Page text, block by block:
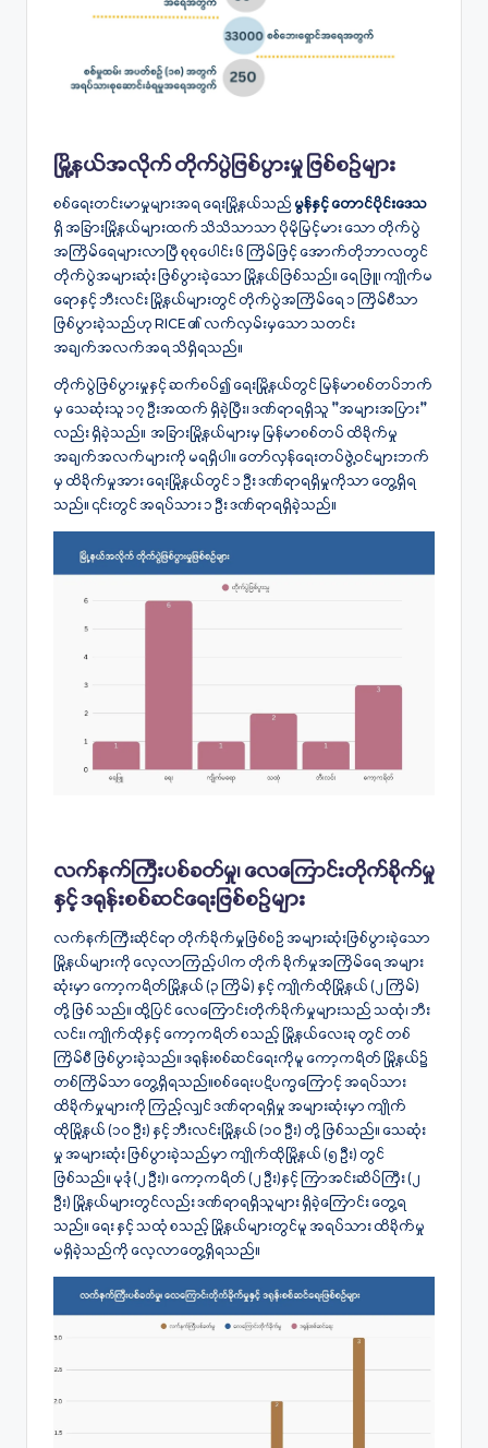
မြို့နယ်အလိုက် တိုက်ပွဲဖြစ်ပွားမှု ဖြစ်စဥ်များ
စစ်ရေးတင်းမာမှုများအရ ရေးမြို့နယ်သည် မွန်နှင့် တောင်ပိုင်းဒေသ
ရှိ အခြားမြို့နယ်များထက် သိသိသာသာ ပိုမိုမြင့်မား သော တိုက်ပွဲ
အကြိမ်ရေများလာပြီ စုစုပေါင်း ၆ ကြိမ်ဖြင့် အောက်တိုဘာလတွင်
တိုက်ပွဲအများဆုံး ဖြစ်ပွားခဲ့သော မြို့နယ်ဖြစ်သည်။ ရေဖြူ၊ ကျိုက်မ
ရောနှင့် ဘီးလင်း မြို့နယ်များတွင် တိုက်ပွဲအကြိမ်ရေ ၁ ကြိမ်စီသာ
ဖြစ်ပွားခဲ့သည်ဟု RICE ၏ လက်လှမ်းမှသော သတင်း
အချက်အလက်အရ သိရှိရသည်။
တိုက်ပွဲဖြစ်ပွားမှုနှင့် ဆက်စပ်၍ ရေးမြို့နယ်တွင် မြန်မာစစ်တပ်ဘက်
မှ သေဆုံးသူ ၁၇ ဦးအထက် ရှိခဲ့ပြီး၊ ဒဏ်ရာရရှိသူ “အများအပြား”
လည်း ရှိခဲ့သည်။ အခြားမြို့နယ်များမှ မြန်မာစစ်တပ် ထိခိုက်မှု
အချက်အလက်များကို မရရှိပါ။ တော်လှန်ရေးတပ်ဖွဲ့ဝင်များဘက်
မှ ထိခိုက်မှုအား ရေးမြို့နယ်တွင် ၁ ဦး ဒဏ်ရာရရှိမှုကိုသာ တွေ့ရှိရ
သည်။ ၎င်းတွင် အရပ်သား ၁ ဦး ဒဏ်ရာရရှိခဲ့သည်။
လက်နက်ကြီးပစ်ခတ်မှု၊ လေကြောင်းတိုက်ခိုက်မှု
နှင့် ဒရုန်းစစ်ဆင်ရေးဖြစ်စဥ်များ
လက်နက်ကြီးဆိုင်ရာ တိုက်ခိုက်မှုဖြစ်စဉ် အများဆုံးဖြစ်ပွားခဲ့သော
မြို့နယ်များကို လေ့လာကြည့်ပါက တိုက် ခိုက်မှုအကြိမ်ရေ အများ
ဆုံးမှာ ကော့ကရိတ်မြို့နယ် (၃ ကြိမ်) နှင့် ကျိုက်ထိုမြို့နယ် (၂ ကြိမ်)
တို့ ဖြစ် သည်။ ထို့ပြင် လေကြောင်းတိုက်ခိုက်မှုများသည် သထုံ၊ ဘီး
လင်း၊ ကျိုက်ထိုနှင့် ကော့ကရိတ် စသည့် မြို့နယ်လေးခု တွင် တစ်
ကြိမ်စီ ဖြစ်ပွားခဲ့သည်။ ဒရုန်းစစ်ဆင်ရေးကိုမူ ကော့ကရိတ် မြို့နယ်၌
တစ်ကြိမ်သာ တွေ့ရှိရသည်။စစ်ရေးပဋိပက္ခကြောင့် အရပ်သား
ထိခိုက်မှုများကို ကြည့်လျှင် ဒဏ်ရာရရှိမှု အများဆုံးမှာ ကျိုက်
ထိုမြို့နယ် (၁၀ ဦး) နှင့် ဘီးလင်းမြို့နယ် (၁၀ ဦး) တို့ ဖြစ်သည်။ သေဆုံး
မှု အများဆုံး ဖြစ်ပွားခဲ့သည်မှာ ကျိုက်ထိုမြို့နယ် (၅ ဦး) တွင်
ဖြစ်သည်။ မုဒုံ (၂ ဦး)၊ ကော့ကရိတ် (၂ ဦး)နှင့် ကြာအင်းဆိပ်ကြီး (၂
ဦး) မြို့နယ်များတွင်လည်း ဒဏ်ရာရရှိသူများ ရှိခဲ့ကြောင်း တွေ့ရ
သည်။ ရေး နှင့် သထုံ စသည့် မြို့နယ်များတွင်မူ အရပ်သား ထိခိုက်မှု
မရှိခဲ့သည်ကို လေ့လာတွေ့ရှိရသည်။